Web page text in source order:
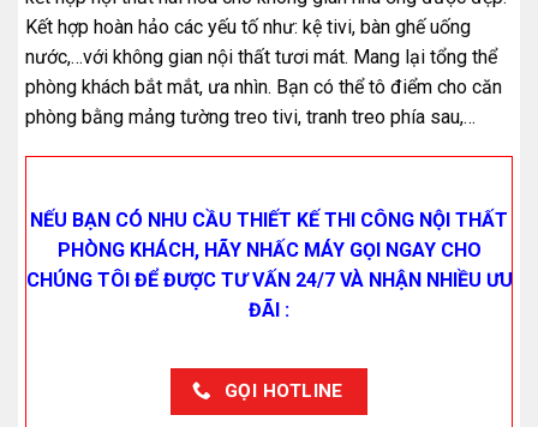
Kết hợp hoàn hảo các yếu tố như: kệ tivi, bàn ghế uống
nước,…với không gian nội thất tươi mát. Mang lại tổng thể
phòng khách bắt mắt, ưa nhìn. Bạn có thể tô điểm cho căn
phòng bằng mảng tường treo tivi, tranh treo phía sau,…
NẾU BẠN CÓ NHU CẦU THIẾT KẾ THI CÔNG NỘI THẤT
PHÒNG KHÁCH, HÃY NHẤC MÁY GỌI NGAY CHO
CHÚNG TÔI ĐỂ ĐƯỢC TƯ VẤN 24/7 VÀ NHẬN NHIỀU ƯU
ĐÃI :
GỌI HOTLINE